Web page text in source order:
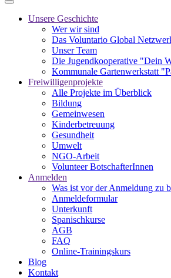
Unsere Geschichte
Wer wir sind
Das Voluntario Global
Unser Team
Die Jugendkooperative "Dein
Kommunale Gartenwerkstatt
Freiwilligenprojekte
Alle Projekte im Überblick
Bildung
Gemeinwesen
Kinderbetreuung
Gesundheit
Umwelt
NGO-Arbeit
Volunteer BotschafterInnen
Anmelden
Was ist vor der Anmeldung zu
Anmeldeformular
Unterkunft
Spanischkurse
AGB
FAQ
Online-Trainingskurs
Blog
Kontakt